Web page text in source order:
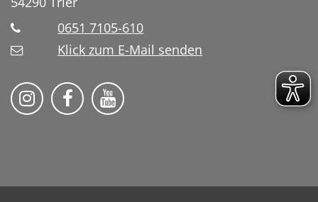
0651 7105-610
Klick zum E-Mail senden
Bistum Trier auf Instragram
Bistum Trier auf Facebook
Bistum Trier auf YouTube